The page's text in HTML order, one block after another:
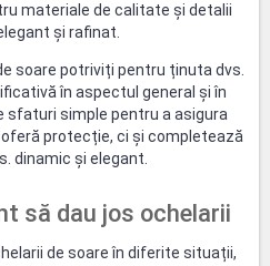
materiale de calitate și detalii
și rafinat.
soare potriviți pentru ținuta dvs.
în aspectul general și în
sfaturi simple pentru a asigura
protecție, ci și completează
dinamic și elegant.
să dau jos ochelarii
de soare în diferite situații,